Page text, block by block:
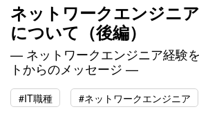
ネットワークエンジニ
について（後編）
— ネットワークエンジニア経験
トからのメッセージ —
#IT職種 #ネットワークエンジニア